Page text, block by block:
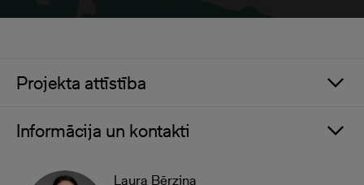
Projekta attīstība
Informācija un kontakti
Laura Bērziņa